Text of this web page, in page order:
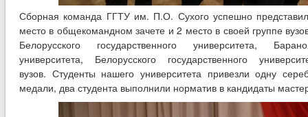
Сборная команда ГГТУ им. П.О. Сухого успешно
место в общекомандном зачете и 2 место в своей группе
Белорусского государственного университета,
университета, Белорусского государственного
вузов. Студенты нашего университета привезли одну
медали, два студента выполнили норматив в кандидаты